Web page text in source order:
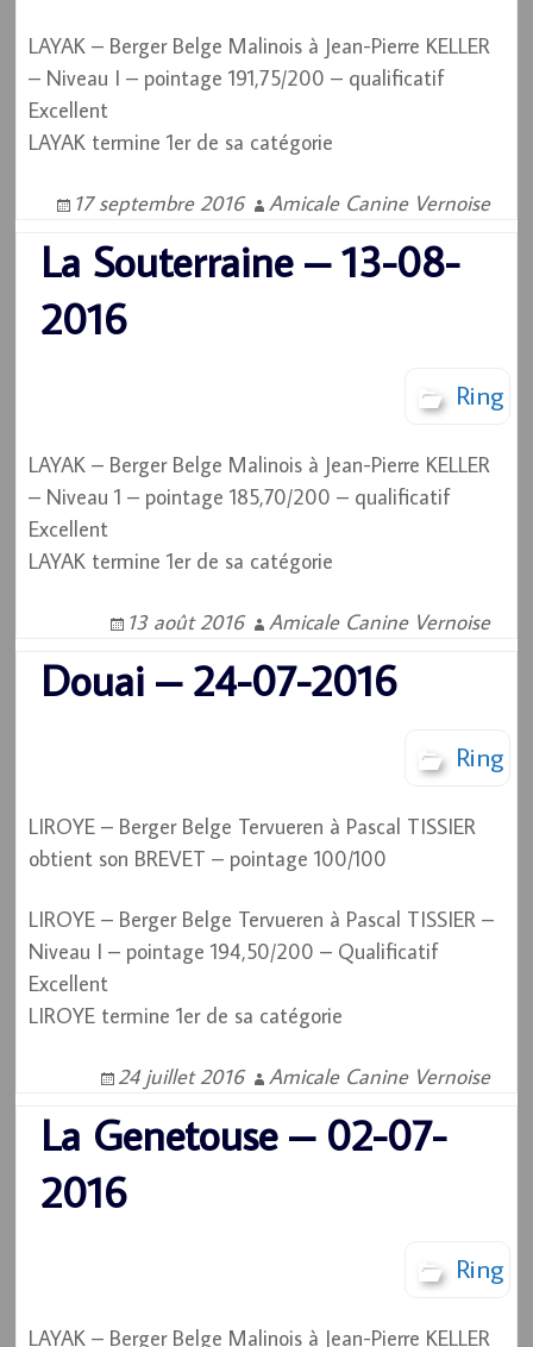
LAYAK – Berger Belge Malinois à Jean-Pierre KELLER
– Niveau I – pointage 191,75/200 – qualificatif
Excellent
LAYAK termine 1er de sa catégorie
17 septembre 2016 Amicale Canine Vernoise
La Souterraine – 13-08-
2016
Ring
LAYAK – Berger Belge Malinois à Jean-Pierre KELLER
– Niveau 1 – pointage 185,70/200 – qualificatif
Excellent
LAYAK termine 1er de sa catégorie
13 août 2016 Amicale Canine Vernoise
Douai – 24-07-2016
Ring
LIROYE – Berger Belge Tervueren à Pascal TISSIER
obtient son BREVET – pointage 100/100
LIROYE – Berger Belge Tervueren à Pascal TISSIER –
Niveau I – pointage 194,50/200 – Qualificatif
Excellent
LIROYE termine 1er de sa catégorie
24 juillet 2016 Amicale Canine Vernoise
La Genetouse – 02-07-
2016
Ring
LAYAK – Berger Belge Malinois à Jean-Pierre KELLER